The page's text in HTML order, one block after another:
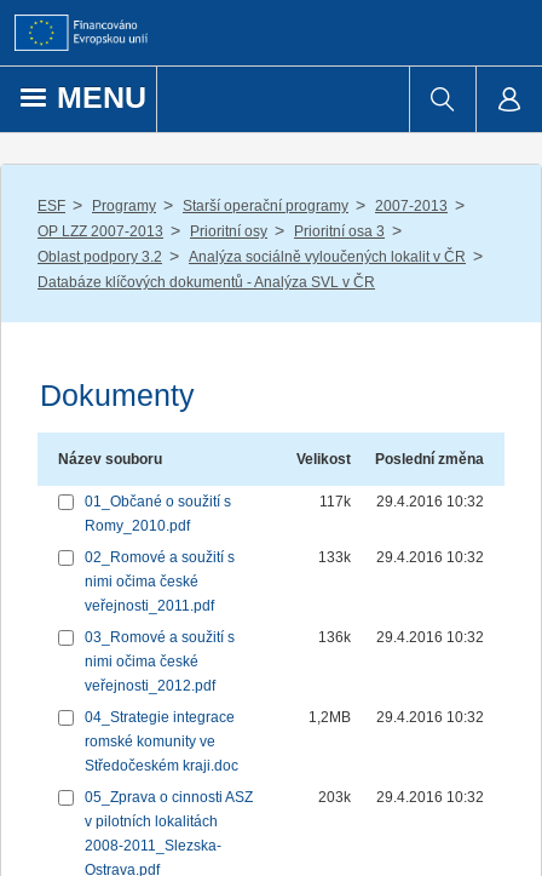
Přejít k obsahu
MENU
ESF / Programy / Starší operační programy / 2007-2013 /
OP LZZ 2007-2013 / Prioritní osy / Prioritní osa 3 /
Oblast podpory 3.2 / Analýza sociálně vyloučených lokalit v ČR /
Databáze klíčových dokumentů - Analýza SVL v ČR
Dokumenty
Název souboru Velikost Poslední změna
01_Občané o soužití s
Romy_2010.pdf
117k 29.4.2016 10:32
02_Romové a soužití s
nimi očima české
veřejnosti_2011.pdf
133k 29.4.2016 10:32
03_Romové a soužití s
nimi očima české
veřejnosti_2012.pdf
136k 29.4.2016 10:32
04_Strategie integrace
romské komunity ve
Středočeském kraji.doc
1,2MB 29.4.2016 10:32
05_Zprava o cinnosti ASZ
v pilotních lokalitách
2008-2011_Slezska-
Ostrava.pdf
203k 29.4.2016 10:32